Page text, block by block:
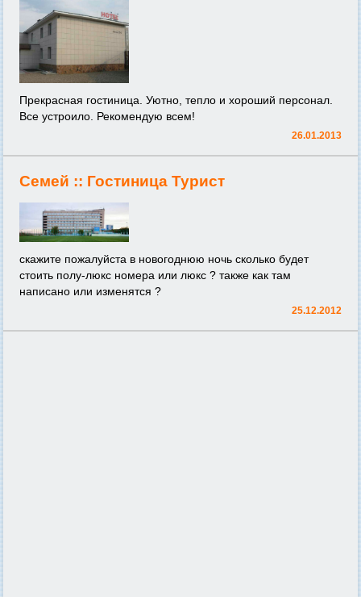
Прекрасная гостиница. Уютно, тепло и хороший персонал.
Все устроило. Рекомендую всем!
26.01.2013
Семей :: Гостиница Турист
скажите пожалуйста в новогоднюю ночь сколько будет
стоить полу-люкс номера или люкс ? также как там
написано или изменятся ?
25.12.2012